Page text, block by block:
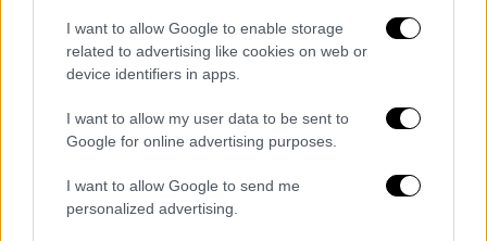
I want to allow Google to enable storage
related to advertising like cookies on web or
device identifiers in apps.
I want to allow my user data to be sent to
Google for online advertising purposes.
I want to allow Google to send me
personalized advertising.
Βρετανία: Παραιτήθηκε από την
πρωθυπουργία η Λιζ Τρας
Βιασμός 12χρονης στον Κολωνό:
Κατεπείγουσα έρευνα από τον
πορνογραφικού υλικού της ανήλικης